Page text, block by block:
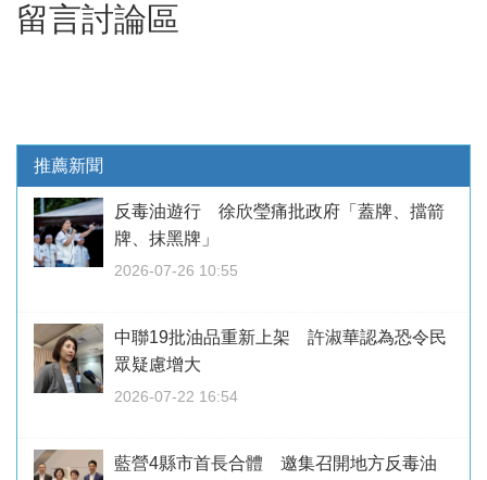
留言討論區
推薦新聞
反毒油遊行 徐欣瑩痛批政府「蓋牌、擋箭
牌、抹黑牌」
2026-07-26 10:55
中聯19批油品重新上架 許淑華認為恐令民
眾疑慮增大
2026-07-22 16:54
藍營4縣市首長合體 邀集召開地方反毒油